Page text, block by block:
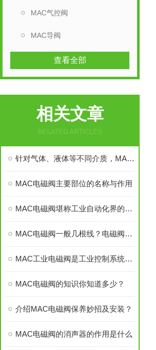
MAC气控阀
MAC导阀
查看全部
相关文章
RELATED ARTICLES
针对气体、液体等不同介质，MAC工业电磁阀的操作要求是否有区别？
MAC电磁阀主要部位的名称与作用
MAC电磁阀堪称工业自动化界的“速度与耐力王”
MAC电磁阀一般几根线？电磁阀的线应该如何接
MAC工业电磁阀是工业控制系统中的“智能开关”
MAC电磁阀的知识你知道多少？
介绍MAC电磁阀保养妙招及安装？
MAC电磁阀的消声器的作用是什么